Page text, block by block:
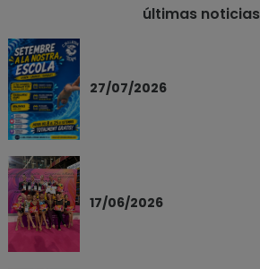
últimas noticias
27/07/2026
17/06/2026